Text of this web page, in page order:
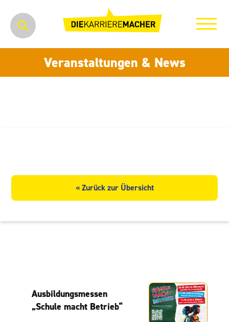
Veranstaltungen & News
« Zurück zur Übersicht
Ausbildungsmessen
„Schule macht Betrieb“